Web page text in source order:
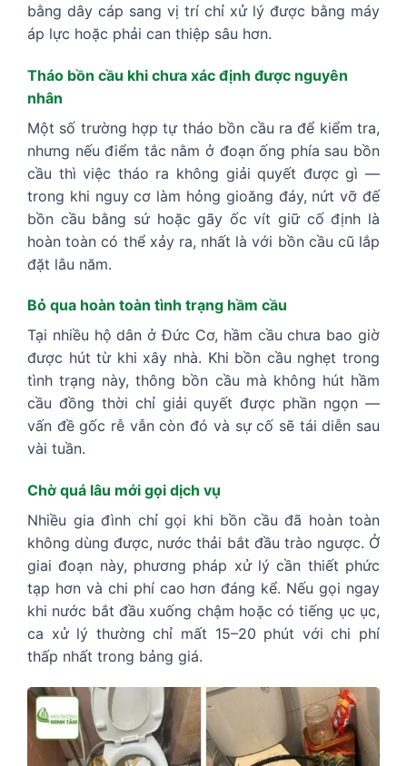
bằng dây cáp sang vị trí chỉ xử lý được bằng máy
áp lực hoặc phải can thiệp sâu hơn.
Tháo bồn cầu khi chưa xác định được nguyên
nhân
Một số trường hợp tự tháo bồn cầu ra để kiểm tra,
nhưng nếu điểm tắc nằm ở đoạn ống phía sau bồn
cầu thì việc tháo ra không giải quyết được gì —
trong khi nguy cơ làm hỏng gioăng đáy, nứt vỡ đế
bồn cầu bằng sứ hoặc gãy ốc vít giữ cố định là
hoàn toàn có thể xảy ra, nhất là với bồn cầu cũ lắp
đặt lâu năm.
Bỏ qua hoàn toàn tình trạng hầm cầu
Tại nhiều hộ dân ở Đức Cơ, hầm cầu chưa bao giờ
được hút từ khi xây nhà. Khi bồn cầu nghẹt trong
tình trạng này, thông bồn cầu mà không hút hầm
cầu đồng thời chỉ giải quyết được phần ngọn —
vấn đề gốc rễ vẫn còn đó và sự cố sẽ tái diễn sau
vài tuần.
Chờ quá lâu mới gọi dịch vụ
Nhiều gia đình chỉ gọi khi bồn cầu đã hoàn toàn
không dùng được, nước thải bắt đầu trào ngược. Ở
giai đoạn này, phương pháp xử lý cần thiết phức
tạp hơn và chi phí cao hơn đáng kể. Nếu gọi ngay
khi nước bắt đầu xuống chậm hoặc có tiếng ục ục,
ca xử lý thường chỉ mất 15–20 phút với chi phí
thấp nhất trong bảng giá.